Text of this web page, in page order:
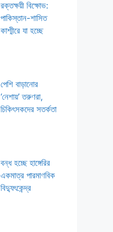
রক্তক্ষয়ী বিক্ষোভ:
পাকিস্তান-শাসিত
কাশ্মীরে যা হচ্ছে
পেশি বাড়ানোর
‘নেশায়’ তরুণরা,
চিকিৎসকদের সতর্কতা
বন্ধ হচ্ছে হাঙ্গেরির
একমাত্র পারমাণবিক
বিদ্যুৎকেন্দ্র